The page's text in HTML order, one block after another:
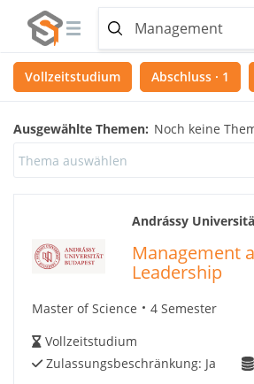
Vollzeitstudium Abschluss · 1
Ausgewählte Themen: Noch keine
Thema auswählen
Andrássy
Management
Leadership
Master of Science
4 Semester
Vollzeitstudium
Zulassungsbeschränkung: Ja